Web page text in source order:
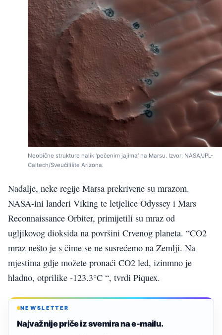
Neobične strukture nalik ‘pečenim jajima’ na Marsu. Izvor: NASA/JPL-
Caltech/Sveučilište Arizona.
Nadalje, neke regije Marsa prekrivene su mrazom.
NASA-ini landeri Viking te letjelice Odyssey i Mars
Reconnaissance Orbiter, primijetili su mraz od
ugljikovog dioksida na površini Crvenog planeta. “CO2
mraz nešto je s čime se ne susrećemo na Zemlji. Na
mjestima gdje možete pronaći CO2 led, izinmno je
hladno, otprilike -123.3°C “, tvrdi Piquex.
NEWSLETTER
Najvažnije priče iz svemira na e-mailu.